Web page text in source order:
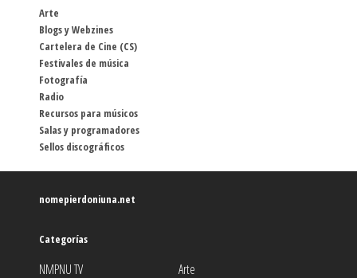
Arte
Blogs y Webzines
Cartelera de Cine (CS)
Festivales de música
Fotografía
Radio
Recursos para músicos
Salas y programadores
Sellos discográficos
nomepierdoniuna.net
Categorías
NMPNU TV
Arte